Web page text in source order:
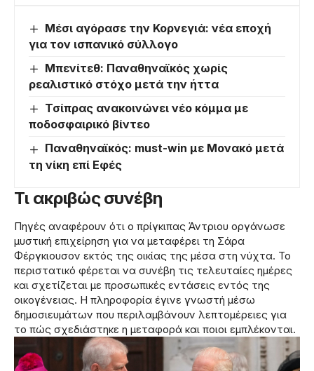
Μέσι αγόρασε την Κορνεγιά: νέα εποχή
για τον ισπανικό σύλλογο
Μπενίτεθ: Παναθηναϊκός χωρίς
ρεαλιστικό στόχο μετά την ήττα
Τσίπρας ανακοινώνει νέο κόμμα με
ποδοσφαιρικό βίντεο
Παναθηναϊκός: must-win με Μονακό μετά
τη νίκη επί Εφές
Τι ακριβώς συνέβη
Πηγές αναφέρουν ότι ο πρίγκιπας Άντριου οργάνωσε
μυστική επιχείρηση για να μεταφέρει τη Σάρα
Φέργκιουσον εκτός της οικίας της μέσα στη νύχτα. Το
περιστατικό φέρεται να συνέβη τις τελευταίες ημέρες
και σχετίζεται με προσωπικές εντάσεις εντός της
οικογένειας. Η πληροφορία έγινε γνωστή μέσω
δημοσιευμάτων που περιλαμβάνουν λεπτομέρειες για
το πώς σχεδιάστηκε η μεταφορά και ποιοι εμπλέκονται.